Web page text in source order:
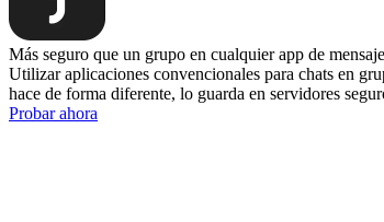
Más seguro que un grupo en cualquier app de
Utilizar aplicaciones convencionales para chats en
hace de forma diferente, lo guarda en servidores
Probar ahora